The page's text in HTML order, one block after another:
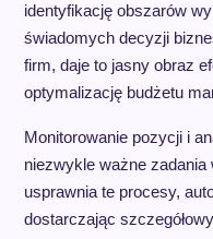
identyfikację obszarów
świadomych decyzji
firm, daje to jasny obraz
optymalizację budżetu
Monitorowanie pozycji i
niezwykle ważne
usprawnia te procesy,
dostarczając